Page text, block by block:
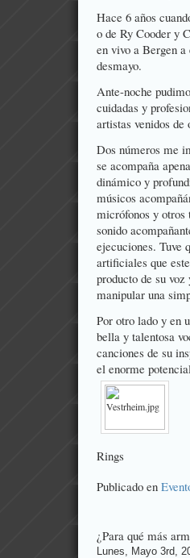
Hace 6 años
o de Ry Cooder y
en vivo a Bergen
desmayo.
Ante-noche
cuidadas y
artistas venidos de
Dos números me
se acompaña
dinámico y
músicos
micrófonos y otros
sonido
ejecuciones. Tuve
artificiales que
producto de su
manipular una
Por otro lado y en
bella y talentosa
canciones de su
el enorme
Rings
Publicado en
¿Para qué más
Lunes, Mayo 3rd,